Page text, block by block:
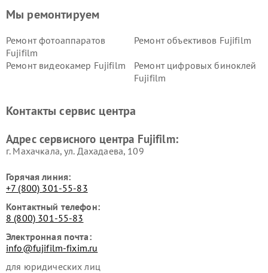
Мы ремонтируем
Ремонт фотоаппаратов
Fujifilm
Ремонт объективов Fujifilm
Ремонт видеокамер Fujifilm
Ремонт цифровых биноклей
Fujifilm
Контакты сервис центра
Адрес сервисного центра Fujifilm:
г. Махачкала, ул. Дахадаева, 109
Горячая линия:
+7 (800) 301-55-83
Контактный телефон:
8 (800) 301-55-83
Электронная почта:
info@fujifilm-fixim.ru
для юридических лиц